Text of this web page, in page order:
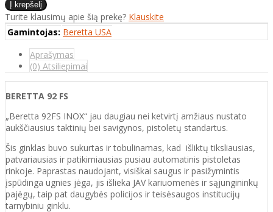
Turite klausimų apie šią prekę? Klauskite
Gamintojas: Beretta USA
Aprašymas
(0) Atsiliepimai
BERETTA 92 FS
„Beretta 92FS INOX“ jau daugiau nei ketvirtį amžiaus nustato
aukščiausius taktinių bei savigynos, pistoletų standartus.
Šis ginklas buvo sukurtas ir tobulinamas, kad išliktų tiksliausias,
patvariausias ir patikimiausias pusiau automatinis pistoletas
rinkoje. Paprastas naudojant, visiškai saugus ir pasižymintis
įspūdinga ugnies jėga, jis išlieka JAV kariuomenės ir sąjungininkų
pajėgų, taip pat daugybės policijos ir teisėsaugos institucijų
tarnybiniu ginklu.